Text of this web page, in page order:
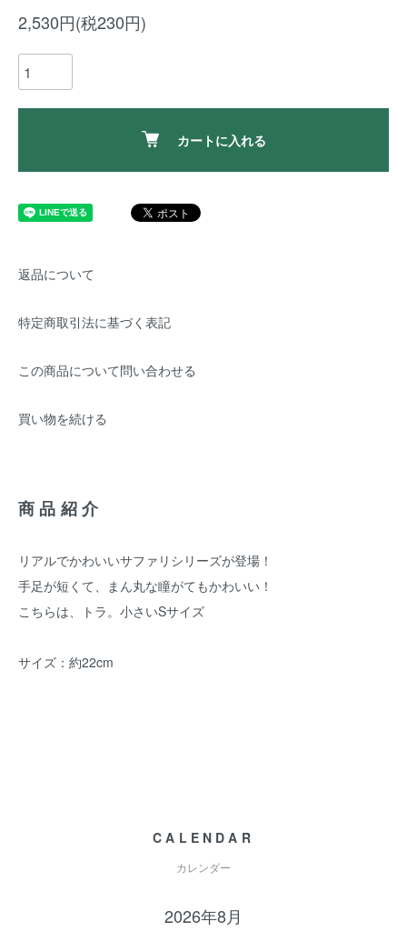
2,530円(税230円)
カートに入れる
返品について
特定商取引法に基づく表記
この商品について問い合わせる
買い物を続ける
商品紹介
リアルでかわいいサファリシリーズが登場！
手足が短くて、まん丸な瞳がてもかわいい！
こちらは、トラ。小さいSサイズ
サイズ：約22cm
CALENDAR
カレンダー
2026年8月